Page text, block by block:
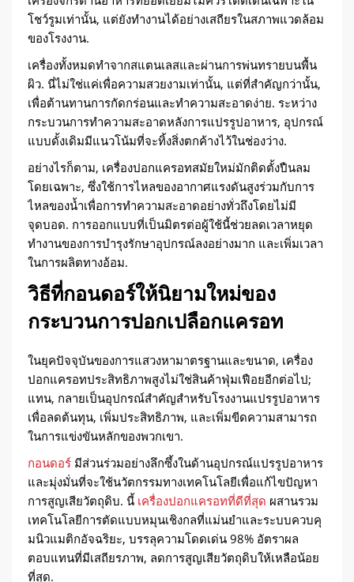
โชว์รูมเท่านั้น, แต่ยังทำงานได้อย่างเสถียรในสภาพแวดล้อม
ของโรงงาน.
เครื่องทั้งหมดทำจากสแตนเลสและผ่านการพ่นทรายบนพื้น
ผิว. นี่ไม่ใช่แค่เพื่อความสวยงามเท่านั้น, แต่ที่สำคัญกว่านั้น,
เพื่อต้านทานการกัดกร่อนและทำความสะอาดง่าย. ระหว่าง
กระบวนการทำความสะอาดหลังการแปรรูปอาหาร, อุปกรณ์
แบบดั้งเดิมมีแนวโน้มที่จะทิ้งสิ่งตกค้างไว้ในช่องว่าง.
อย่างไรก็ตาม, เครื่องปอกแครอทสมัยใหม่มักติดตั้งปืนลม
โดยเฉพาะ, ซึ่งใช้การไหลของอากาศแรงดันสูงร่วมกับการ
ไหลของน้ำเพื่อการทำความสะอาดอย่างทั่วถึงโดยไม่มี
จุดบอด. การออกแบบที่เป็นมิตรต่อผู้ใช้นี้ช่วยลดเวลาหยุด
ทำงานของการบำรุงรักษาอุปกรณ์ลงอย่างมาก และเพิ่มเวลา
ในการผลิตทางอ้อม.
วิธีที่กอนดอร์ให้นิยามใหม่ของ
กระบวนการปอกเปลือกแครอท
ในยุคปัจจุบันของการแสวงหามาตรฐานและขนาด, เครื่อง
ปอกแครอทประสิทธิภาพสูงไม่ใช่สินค้าฟุ่มเฟือยอีกต่อไป;
แทน, กลายเป็นอุปกรณ์สำคัญสำหรับโรงงานแปรรูปอาหาร
เพื่อลดต้นทุน, เพิ่มประสิทธิภาพ, และเพิ่มขีดความสามารถ
ในการแข่งขันหลักของพวกเขา.
กอนดอร์ มีส่วนร่วมอย่างลึกซึ้งในด้านอุปกรณ์แปรรูปอาหาร
และมุ่งมั่นที่จะใช้นวัตกรรมทางเทคโนโลยีเพื่อแก้ไขปัญหา
การสูญเสียวัตถุดิบ. นี้ เครื่องปอกแครอทที่ดีที่สุด ผสานรวม
เทคโนโลยีการตัดแบบหมุนเชิงกลที่แม่นยำและระบบควบคุ
มนิวแมติกอัจฉริยะ, บรรลุความโดดเด่น 98% อัตราผล
ตอบแทนที่มีเสถียรภาพ, ลดการสูญเสียวัตถุดิบให้เหลือน้อย
ที่สุด.